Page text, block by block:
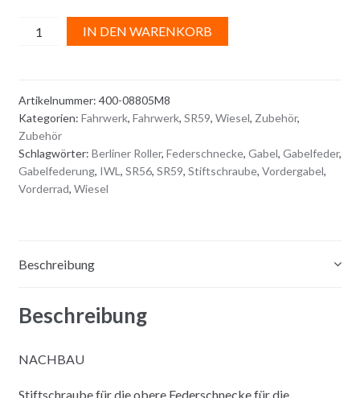
GABEL
für
FEDERSCHNECKE
Menge
IN DEN WARENKORB
a
t
Artikelnummer: 400-08805M8
Kategorien: Fahrwerk, Fahrwerk, SR59, Wiesel, Zubehör,
Zubehör
Schlagwörter: Berliner Roller, Federschnecke, Gabel, Gabelfeder,
Gabelfederung, IWL , SR56, SR59, Stiftschraube, Vordergabel,
Vorderrad, Wiesel
Beschreibung
Beschreibung
NACHBAU
Stiftschraube für die obere Federschnecke für die